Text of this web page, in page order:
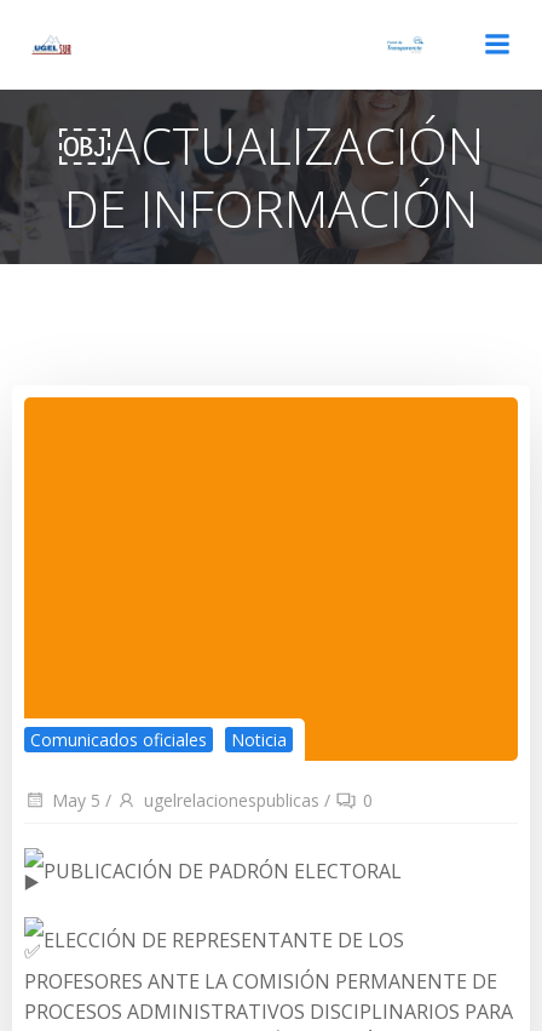
￼ACTUALIZACIÓN
DE INFORMACIÓN
Comunicados oficiales Noticia
May 5 / ugelrelacionespublicas / 0
PUBLICACIÓN DE PADRÓN ELECTORAL
ELECCIÓN DE REPRESENTANTE DE LOS
PROFESORES ANTE LA COMISIÓN PERMANENTE DE
PROCESOS ADMINISTRATIVOS DISCIPLINARIOS PARA